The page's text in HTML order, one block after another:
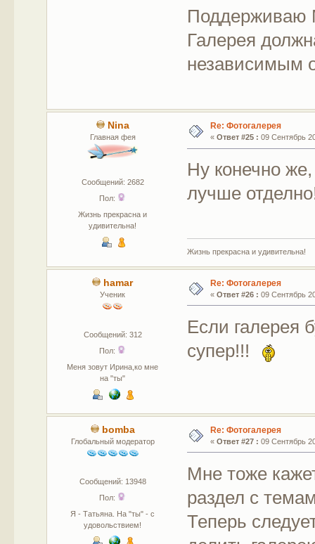
Поддерживаю
Галерея
независимым
Nina
Главная фея
Сообщений: 2682
Пол:
Жизнь прекрасна и
удивительна!
Re: Фотогалерея
« Ответ #25 : 09 Сентябрь
Ну конечно
лучше
Жизнь прекрасна и удивительна!
hamar
Ученик
Сообщений: 312
Пол:
Меня зовут Ирина,ко мне
на "ты"
Re: Фотогалерея
« Ответ #26 : 09 Сентябрь
Если галерея
супер!!!
bomba
Глобальный модератор
Сообщений: 13948
Пол:
Я - Татьяна. На "ты" - с
удовольствием!
Re: Фотогалерея
« Ответ #27 : 09 Сентябрь
Мне тоже
раздел с
Теперь